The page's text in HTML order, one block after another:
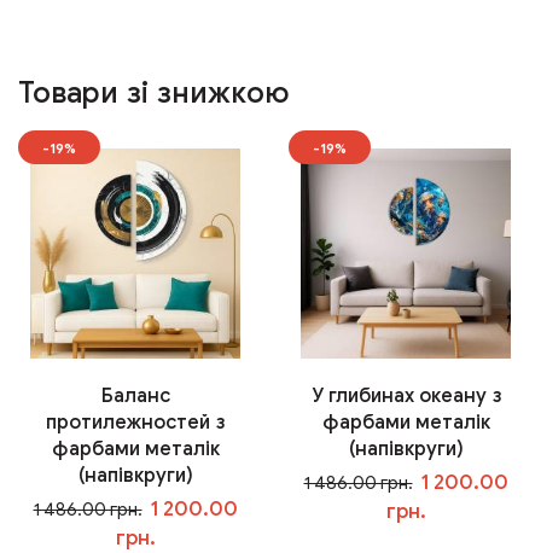
Товари зі знижкою
-19%
Баланс
протилежностей з
фарбами металік
(напівкруги)
1 486.00 грн. 1 200.00
грн.
-19%
У глибинах океану з
фарбами металік
(напівкруги)
1 486.00 грн. 1 200.00
грн.